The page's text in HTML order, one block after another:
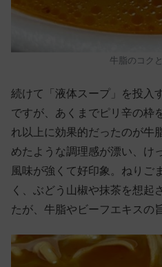
牛脂のコク
続けて「液体スープ」を投入
ですが、あくまでピリ辛の枠
れ以上に効果的だったのが牛
めたような調理感が漂い、け
風味が強くて好印象。ねりご
く、ぶどう山椒や抹茶を想起
たが、牛脂やビーフエキスの